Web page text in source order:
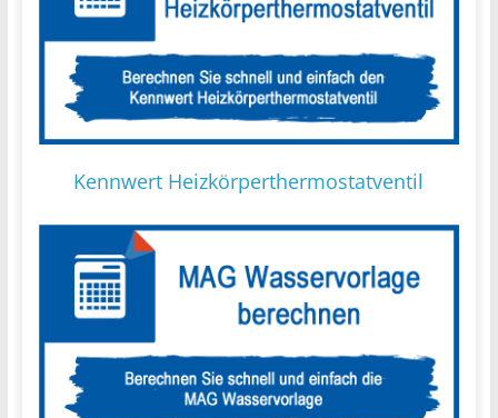
Kennwert Heizkörperthermostatventil